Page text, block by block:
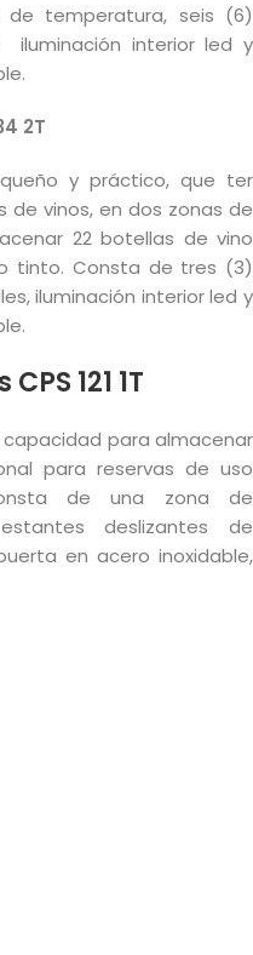
de temperatura, seis (6)
interior led y
2T
y práctico, que ter
vinos, en dos zonas de
22 botellas de vino
tinto. Consta de tres (3)
iluminación interior led y
121 1T
capacidad para almacenar
para reservas de uso
de una zona de
deslizantes de
en acero inoxidable,